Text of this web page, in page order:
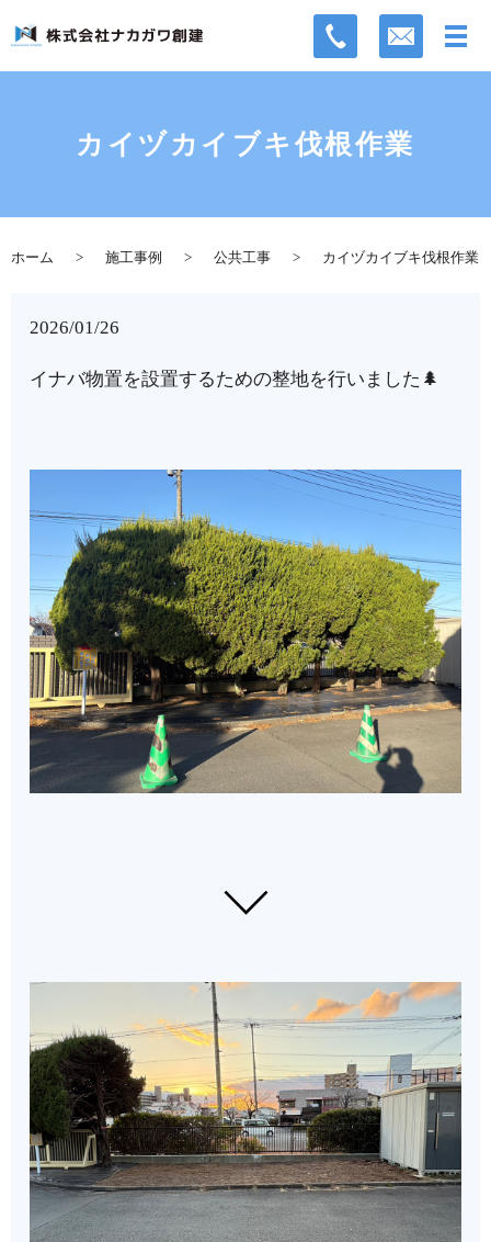
カイヅカイブキ伐根作業
ホーム 施工事例 公共工事 カイヅカイブキ伐根作業
2026/01/26
イナバ物置を設置するための整地を行いました🌲